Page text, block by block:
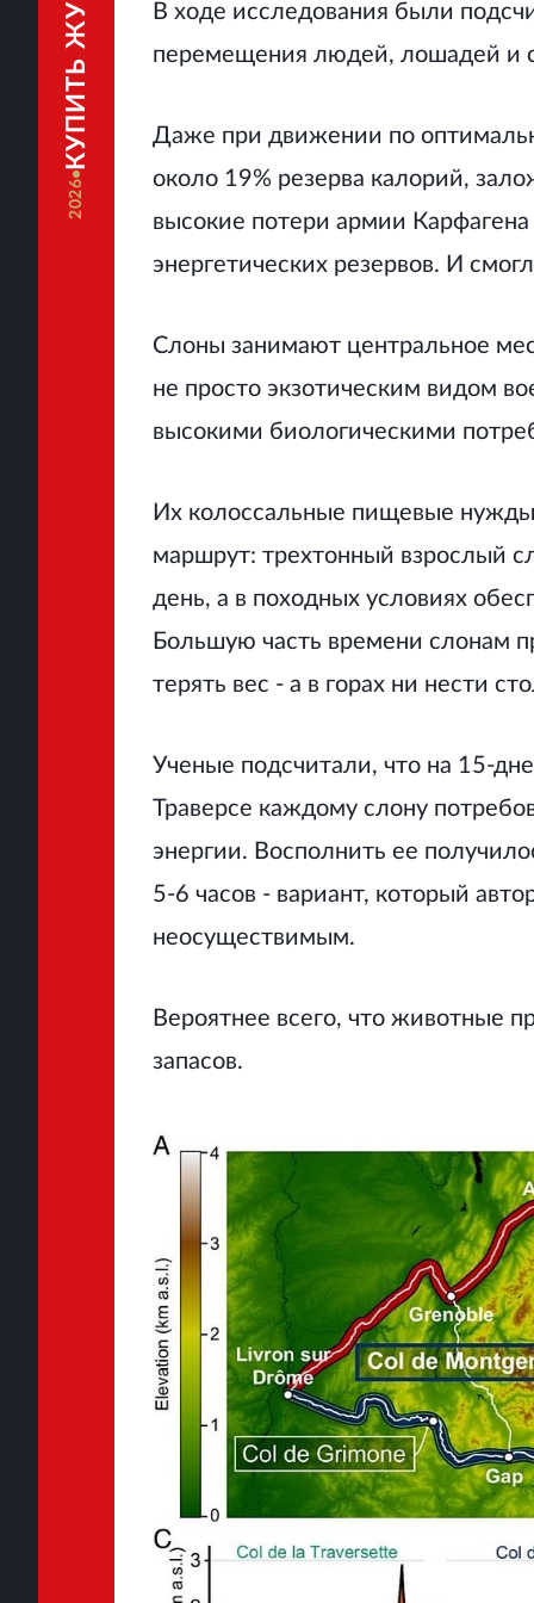
2026
В ходе исследования были
перемещения людей, лошадей и
Даже при движении по
около 19% резерва калорий,
высокие потери армии
энергетических резервов. И
Слоны занимают центральное
не просто экзотическим видом
высокими биологическими
Их колоссальные пищевые
маршрут: трехтонный взрослый
день, а в походных условиях
Большую часть времени слонам
терять вес - а в горах ни нести
Ученые подсчитали, что на
Траверсе каждому слону
энергии. Восполнить ее
5-6 часов - вариант, который
неосуществимым.
Вероятнее всего, что животные
запасов.